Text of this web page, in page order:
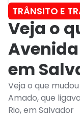
TRÂNSITO E
Veja o
em
Veja o que
Amado, que
Rio, em Salvador